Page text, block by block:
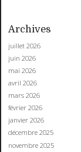
Archives
juillet 2026
juin 2026
mai 2026
avril 2026
mars 2026
février 2026
janvier 2026
décembre 2025
novembre 2025